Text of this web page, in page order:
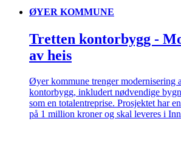
ØYER KOMMUNE
Tretten kontorbygg -
av heis
Øyer kommune trenger modernisering
kontorbygg, inkludert nødvendige
som en totalentreprise. Prosjektet har
på 1 million kroner og skal leveres i